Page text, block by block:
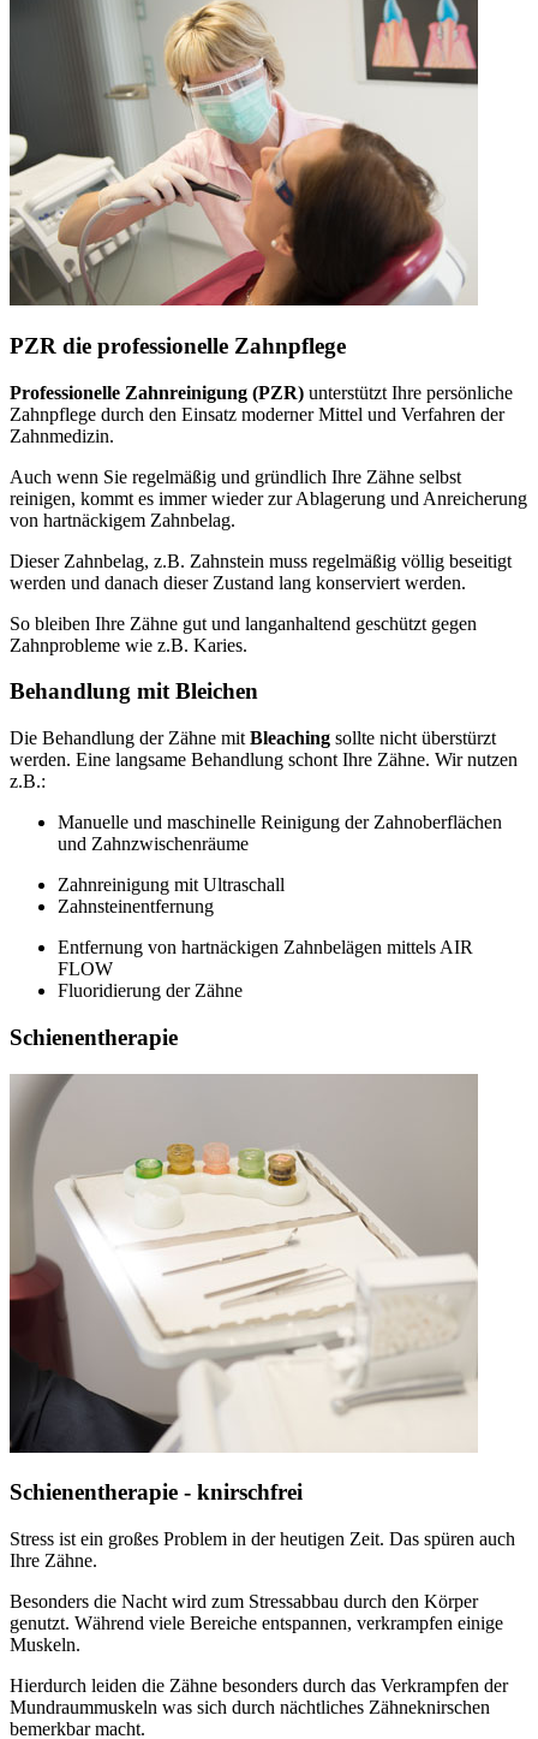
PZR die professionelle Zahnpflege
Professionelle Zahnreinigung (PZR) unterstützt Ihre persönliche
Zahnpflege durch den Einsatz moderner Mittel und Verfahren der
Zahnmedizin.
Auch wenn Sie regelmäßig und gründlich Ihre Zähne selbst
reinigen, kommt es immer wieder zur Ablagerung und Anreicherung
von hartnäckigem Zahnbelag.
Dieser Zahnbelag, z.B. Zahnstein muss regelmäßig völlig beseitigt
werden und danach dieser Zustand lang konserviert werden.
So bleiben Ihre Zähne gut und langanhaltend geschützt gegen
Zahnprobleme wie z.B. Karies.
Behandlung mit Bleichen
Die Behandlung der Zähne mit Bleaching sollte nicht überstürzt
werden. Eine langsame Behandlung schont Ihre Zähne. Wir nutzen
z.B.:
Manuelle und maschinelle Reinigung der Zahnoberflächen
und Zahnzwischenräume
Zahnreinigung mit Ultraschall
Zahnsteinentfernung
Entfernung von hartnäckigen Zahnbelägen mittels AIR
FLOW
Fluoridierung der Zähne
Schienentherapie
Schienentherapie - knirschfrei
Stress ist ein großes Problem in der heutigen Zeit. Das spüren auch
Ihre Zähne.
Besonders die Nacht wird zum Stressabbau durch den Körper
genutzt. Während viele Bereiche entspannen, verkrampfen einige
Muskeln.
Hierdurch leiden die Zähne besonders durch das Verkrampfen der
Mundraummuskeln was sich durch nächtliches Zähneknirschen
bemerkbar macht.